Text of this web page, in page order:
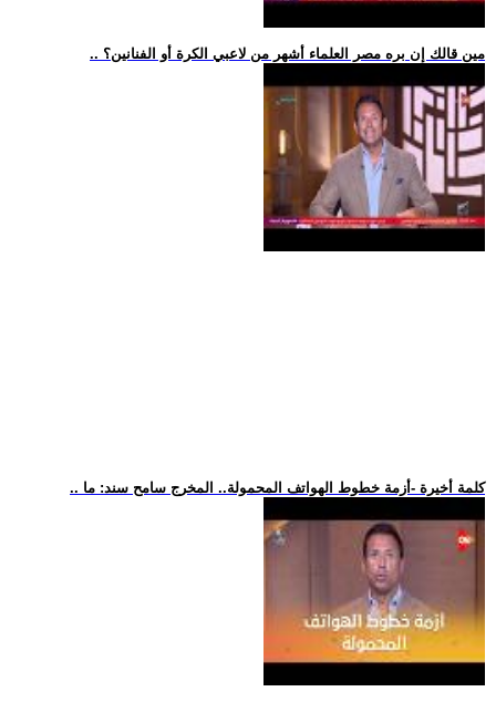
.. مين قالك إن بره مصر العلماء أشهر من لاعبي الكرة أو الفنانين؟
.. كلمة أخيرة -أزمة خطوط الهواتف المحمولة.. المخرج سامح سند: ما